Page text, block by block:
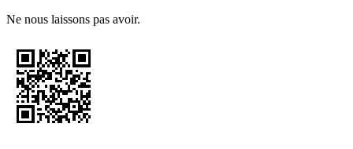
Ne nous laissons pas avoir.